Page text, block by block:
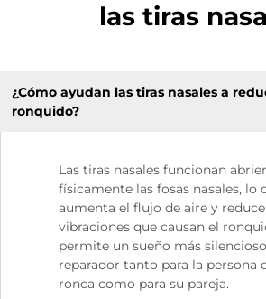
las tiras
¿Cómo ayudan las tiras nasales a
ronquido?
Las tiras nasales funcionan
físicamente las fosas nasales, lo
aumenta el flujo de aire y
vibraciones que causan el
permite un sueño más
reparador tanto para la persona
ronca como para su pareja.